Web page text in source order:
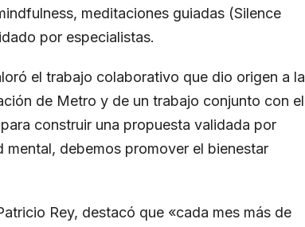
meditaciones guiadas (Silence
por especialistas.
el trabajo colaborativo que dio origen a la
de Metro y de un trabajo conjunto con el
construir una propuesta validada por
debemos promover el bienestar
Rey, destacó que «cada mes más de